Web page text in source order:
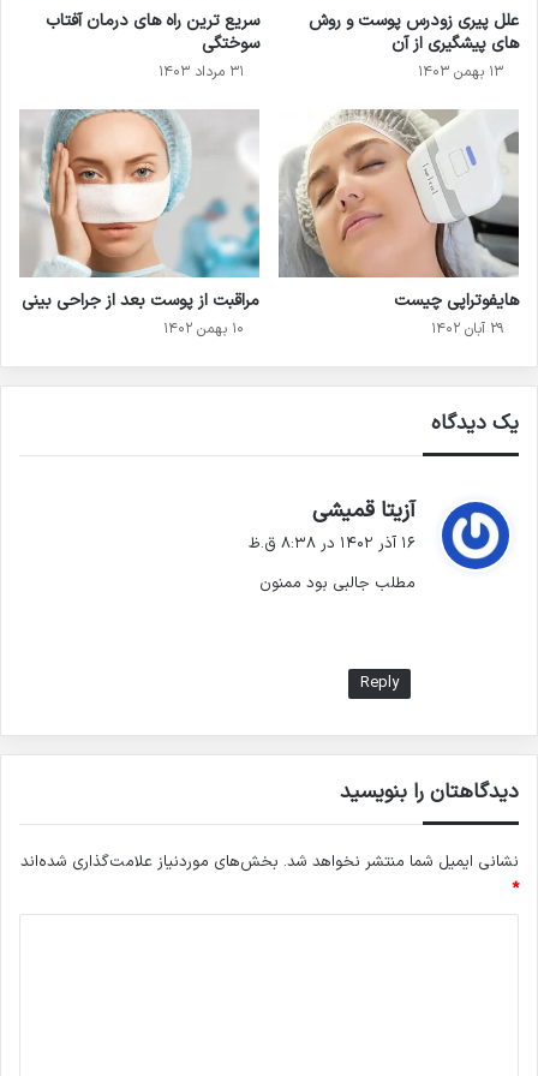
علل پیری زودرس پوست و روش
های پیشگیری از آن
۱۳ بهمن ۱۴۰۳
سریع ترین راه های درمان آفتاب
سوختگی
۳۱ مرداد ۱۴۰۳
هایفوتراپی چیست
۲۹ آبان ۱۴۰۲
مراقبت از پوست بعد از جراحی بینی
۱۰ بهمن ۱۴۰۲
یک دیدگاه
آزیتا قمیشی
ف
:
۱۶ آذر ۱۴۰۲ در ۸:۳۸ ق.ظ
مطلب جالبی بود ممنون
Reply
دیدگاهتان را بنویسید
نشانی ایمیل شما منتشر نخواهد شد. بخش‌های موردنیاز علامت‌گذاری شده‌اند
*